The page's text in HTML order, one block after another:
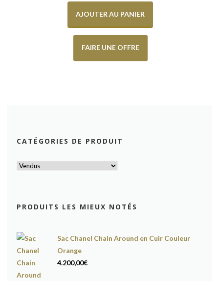
AJOUTER AU PANIER
FAIRE UNE OFFRE
CATÉGORIES DE PRODUIT
PRODUITS LES MIEUX NOTÉS
Sac Chanel Chain Around en Cuir Couleur
Orange
4.200,00€